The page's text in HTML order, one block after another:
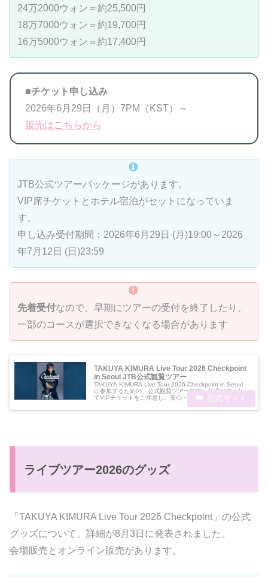
24万2000ウォン＝約25,500円
18万7000ウォン＝約19,700円
16万5000ウォン＝約17,400円
■チケット申し込み
2026年6月29日（月）7PM（KST）～
販売はこちらから
JTB公式ツアーパッケージがあります。
VIP席チケットとホテル宿泊がセットになっていま
す。
申し込み受付期間：2026年6月29日 (月)19:00～2026
年7月12日 (日)23:59
先着受付なので、早期にツアーの受付を終了したり、
一部のコースが選択できなくなる場合があります
TAKUYA KIMURA Live Tour 2026 Checkpoint
in Seoul JTB公式観覧ツアー
TAKUYA KIMURA Live Tour 2026 Checkpoint in Seoul
に参加するための、公式観覧ツアーです。公式ツアーとし
てVIPチケットをご用意し、安心・安全にご参加いただけ
ライブツアー2026のグッズ
「TAKUYA KIMURA Live Tour 2026 Checkpoint」の公式
グッズについて、詳細が8月3日に発表されました。
会場販売とオンライン販売があります。